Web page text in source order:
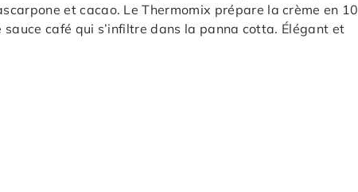
et cacao. Le Thermomix prépare la crème en 10
café qui s’infiltre dans la panna cotta. Élégant et